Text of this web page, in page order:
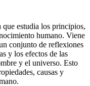
estudia los principios,
humano. Viene
conjunto de reflexiones
y los efectos de las
y el universo. Esto
causas y